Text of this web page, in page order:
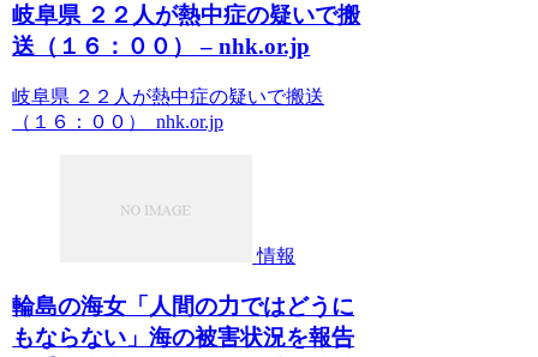
岐阜県 ２２人が熱中症の疑いで搬
送（１６：００） – nhk.or.jp
岐阜県 ２２人が熱中症の疑いで搬送
（１６：００） nhk.or.jp
情報
輪島の海女「人間の力ではどうに
もならない」海の被害状況を報告